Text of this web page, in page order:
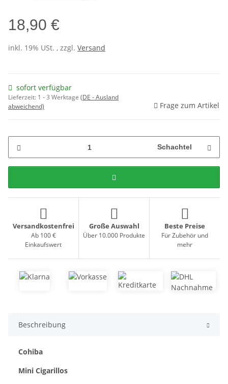
18,90 €
inkl. 19% USt. , zzgl. Versand
sofort verfügbar
Lieferzeit: 1 - 3 Werktage (DE - Ausland
abweichend)
Frage zum Artikel
Schachtel
Versandkostenfrei
Ab 100 €
Einkaufswert
Große Auswahl
Über 10.000 Produkte
Beste Preise
Für Zubehör und
mehr
Beschreibung
Cohiba
Mini Cigarillos